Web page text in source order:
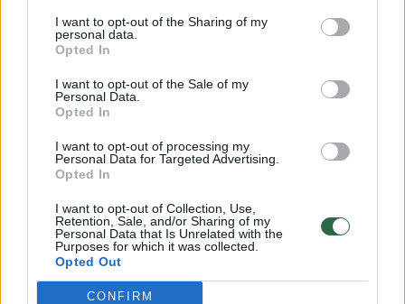
I want to opt-out of the Sharing of my
personal data.
Opted In
I want to opt-out of the Sale of my
Personal Data.
Opted In
I want to opt-out of processing my
Personal Data for Targeted Advertising.
Opted In
I want to opt-out of Collection, Use,
Retention, Sale, and/or Sharing of my
Personal Data that Is Unrelated with the
Purposes for which it was collected.
Opted Out
CONFIRM
Prisijunkite prie registruotų vartotojų
bendruomenės ir bendraukite komentaruose!
Prisijungti komentatoriams